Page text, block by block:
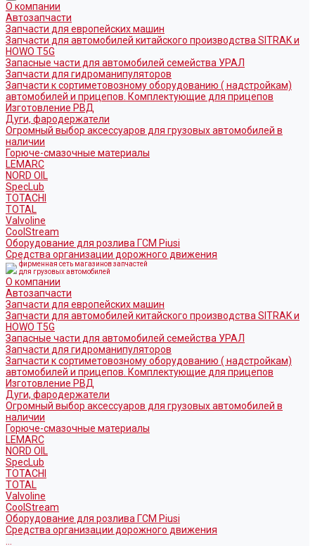
О компании
Автозапчасти
Запчасти для европейских машин
Запчасти для автомобилей китайского производства SITRAK и
HOWO T5G
Запасные части для автомобилей семейства УРАЛ
Запчасти для гидроманипуляторов
Запчасти к сортиметовозному оборудованию ( надстройкам)
автомобилей и прицепов. Комплектующие для прицепов
Изготовление РВД
Дуги, фародержатели
Огромный выбор аксессуаров для грузовых автомобилей в
наличии
Горюче-смазочные материалы
LEMARC
NORD OIL
SpecLub
TOTACHI
TOTAL
Valvoline
CoolStream
Оборудование для розлива ГСМ Piusi
Средства организации дорожного движения
фирменная сеть магазинов запчастей
для грузовых автомобилей
О компании
Автозапчасти
Запчасти для европейских машин
Запчасти для автомобилей китайского производства SITRAK и
HOWO T5G
Запасные части для автомобилей семейства УРАЛ
Запчасти для гидроманипуляторов
Запчасти к сортиметовозному оборудованию ( надстройкам)
автомобилей и прицепов. Комплектующие для прицепов
Изготовление РВД
Дуги, фародержатели
Огромный выбор аксессуаров для грузовых автомобилей в
наличии
Горюче-смазочные материалы
LEMARC
NORD OIL
SpecLub
TOTACHI
TOTAL
Valvoline
CoolStream
Оборудование для розлива ГСМ Piusi
Средства организации дорожного движения